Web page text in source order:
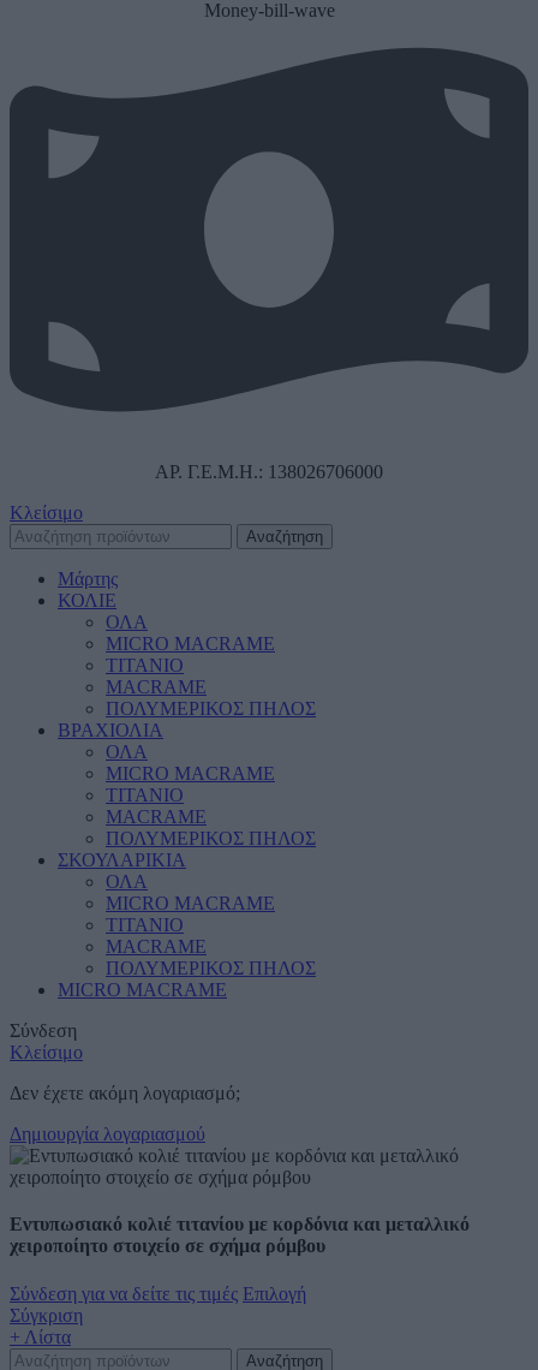
Money-bill-wave
ΑΡ. Γ.Ε.Μ.Η.: 138026706000
Κλείσιμο
Αναζήτηση
Μάρτης
ΚΟΛΙΕ
ΟΛΑ
MICRO MACRAME
ΤΙΤΑΝΙΟ
MACRAME
ΠΟΛΥΜΕΡΙΚΟΣ ΠΗΛΟΣ
ΒΡΑΧΙΟΛΙΑ
ΟΛΑ
MICRO MACRAME
ΤΙΤΑΝΙΟ
MACRAME
ΠΟΛΥΜΕΡΙΚΟΣ ΠΗΛΟΣ
ΣΚΟΥΛΑΡΙΚΙΑ
ΟΛΑ
MICRO MACRAME
ΤΙΤΑΝΙΟ
MACRAME
ΠΟΛΥΜΕΡΙΚΟΣ ΠΗΛΟΣ
MICRO MACRAME
Σύνδεση
Κλείσιμο
Δεν έχετε ακόμη λογαριασμό;
Δημιουργία λογαριασμού
Εντυπωσιακό κολιέ τιτανίου με κορδόνια και μεταλλικό
χειροποίητο στοιχείο σε σχήμα ρόμβου
Σύνδεση για να δείτε τις τιμές Επιλογή
Σύγκριση
+ Λίστα
Αναζήτηση